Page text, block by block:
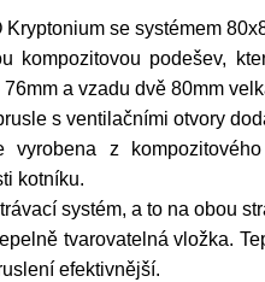
se systémem
kompozitovou podešev,
76mm a vzadu dvě 80mm
s ventilačními otvory
vyrobena z
kotníku.
systém, a to na obou
tvarovatelná vložka.
efektivnější.